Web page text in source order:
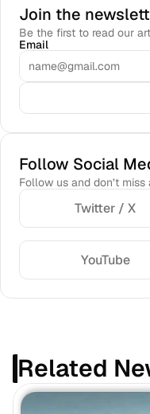
Join the
Be the first to read our
Email
Follow Social
Follow us and don’t miss
Twitter / X
YouTube
Related